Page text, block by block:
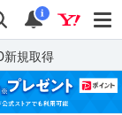
検索 通知
i
新規取得